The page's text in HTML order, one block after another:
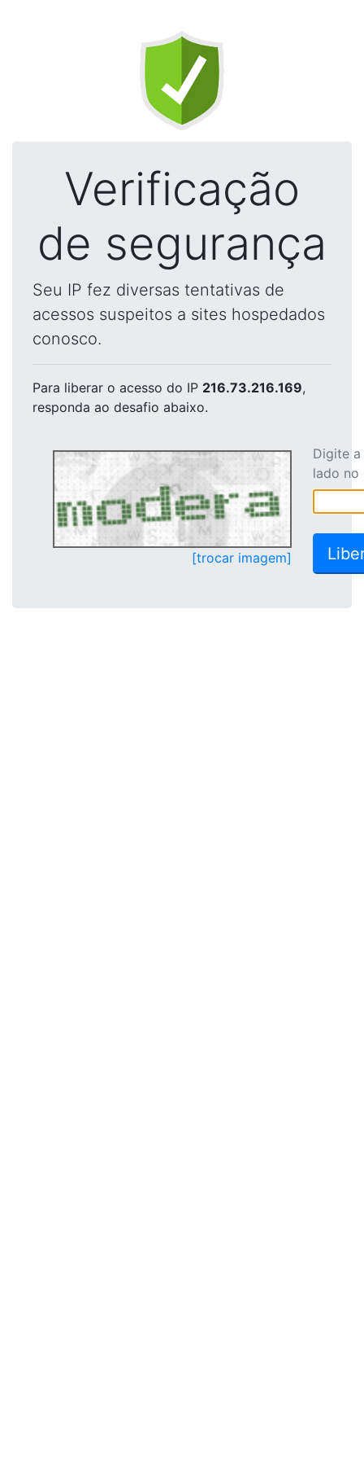
Verificação
de segurança
Seu IP fez diversas tentativas de
acessos suspeitos a sites hospedados
conosco.
Para liberar o acesso do IP 216.73.216.169,
responda ao desafio abaixo.
[trocar imagem]
Digite
lado no